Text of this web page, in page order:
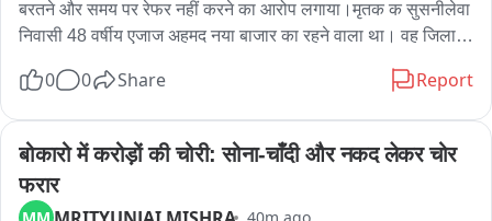
बरतने और समय पर रेफर नहीं करने का आरोप लगाया।मृतक क सुसनीलेवा
निवासी 48 वर्षीय एजाज अहमद नया बाजार का रहने वाला था। वह जिला
उनकी मौत की सूचना मिलते ही परिजन और परिचित बड़ी संख्या में अस्पताल
रही।सूचना पर पहुंची धनबाद पुलिस ने मामला शांत कराया।मृतक के
परिजन इम्तियाज हमीद ने बताया कि एजाज अहमद को तीन अगस्त को तेज
बुखार आने के बाद इलाज के लिए जालान अस्पताल में भर्ती कराया गया था।
0 0 Share Report
बोकारो में करोड़ों की चोरी: सोना-चाँदी और नकद लेकर चोर
फरार